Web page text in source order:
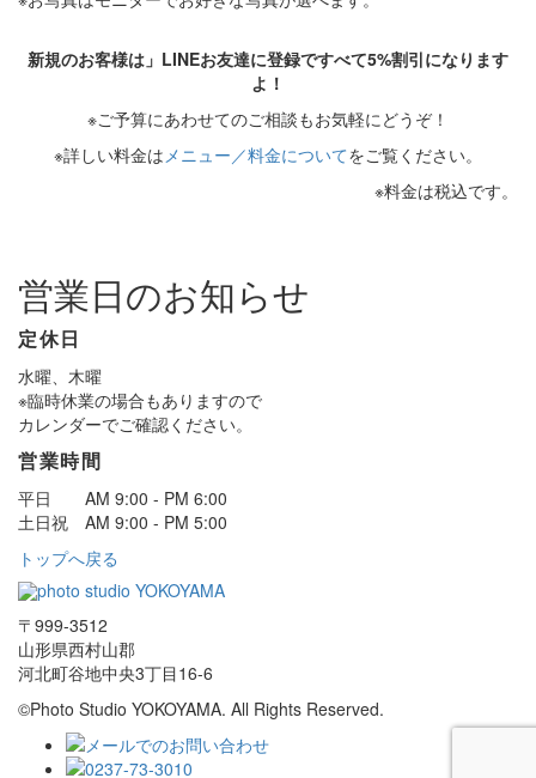
新規のお客様は」LINEお友達に登録ですべて5%割引になります
よ！
※ご予算にあわせてのご相談もお気軽にどうぞ！
※詳しい料金はメニュー／料金についてをご覧ください。
※料金は税込です。
営業日のお知らせ
定休日
水曜、木曜
※臨時休業の場合もありますので
カレンダーでご確認ください。
営業時間
平日 AM 9:00 - PM 6:00
土日祝 AM 9:00 - PM 5:00
トップへ戻る
〒999-3512
山形県西村山郡
河北町谷地中央3丁目16-6
©Photo Studio YOKOYAMA. All Rights Reserved.